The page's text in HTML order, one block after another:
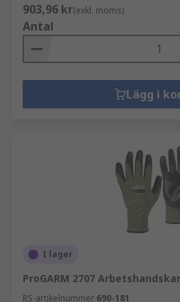
903,96 kr(exkl. moms)
Antal
Lägg i
I lager
ProGARM 2707
RS-artikelnummer 690-181